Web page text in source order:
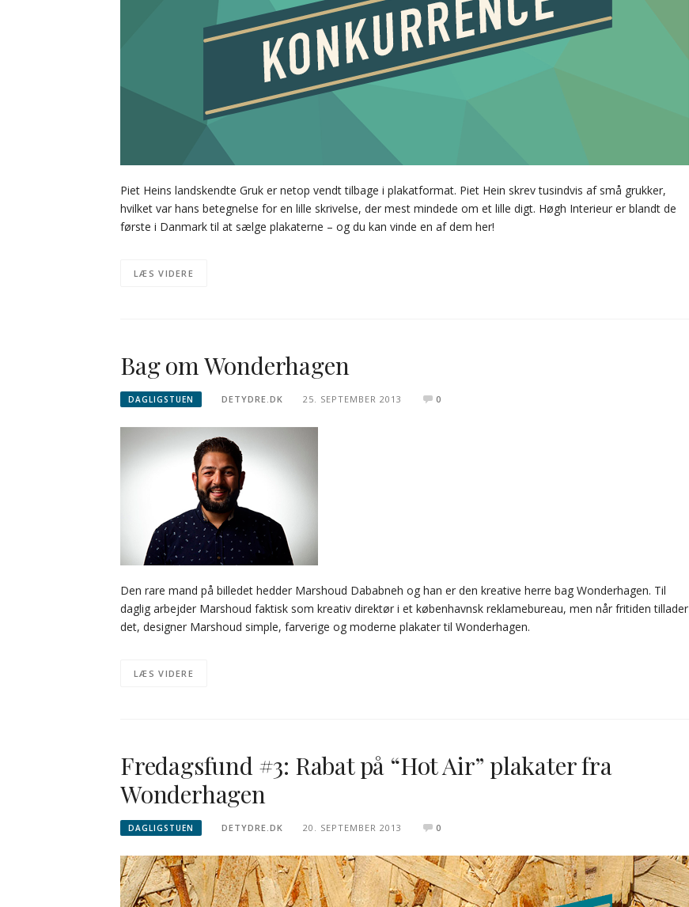
Piet Heins landskendte Gruk er netop vendt tilbage i plakatformat. Piet Hein skrev tusindvis af små grukker,
hvilket var hans betegnelse for en lille skrivelse, der mest mindede om et lille digt. Høgh Interieur er blandt de
første i Danmark til at sælge plakaterne – og du kan vinde en af dem her!
LÆS VIDERE
Bag om Wonderhagen
DAGLIGSTUEN DETYDRE.DK 25. SEPTEMBER 2013 0
Den rare mand på billedet hedder Marshoud Dababneh og han er den kreative herre bag Wonderhagen. Til
daglig arbejder Marshoud faktisk som kreativ direktør i et københavnsk reklamebureau, men når fritiden tillader
det, designer Marshoud simple, farverige og moderne plakater til Wonderhagen.
LÆS VIDERE
Fredagsfund #3: Rabat på “Hot Air” plakater fra
Wonderhagen
DAGLIGSTUEN DETYDRE.DK 20. SEPTEMBER 2013 0